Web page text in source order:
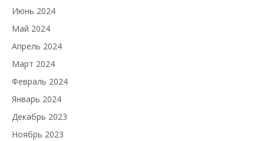
Июнь 2024
Май 2024
Апрель 2024
Март 2024
Февраль 2024
Январь 2024
Декабрь 2023
Ноябрь 2023